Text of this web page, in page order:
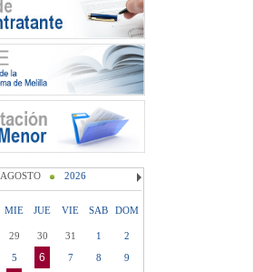
AGOSTO 2026
MIE JUE VIE SAB DOM
29 30 31 1
2
5 6 7 8
9